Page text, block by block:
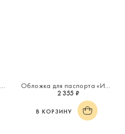
Обложка для водит. удостоверения «Инициал "А"» Обложка для паспорта «Инициал "Л"»
2 355 ₽
В КОРЗИНУ